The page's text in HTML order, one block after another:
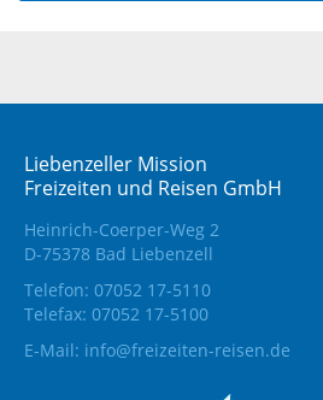
Liebenzeller Mission
Freizeiten und Reisen GmbH
Heinrich-Coerper-Weg 2
D-75378 Bad Liebenzell
Telefon: 07052 17-5110
Telefax: 07052 17-5100
E-Mail: info@freizeiten-reisen.de